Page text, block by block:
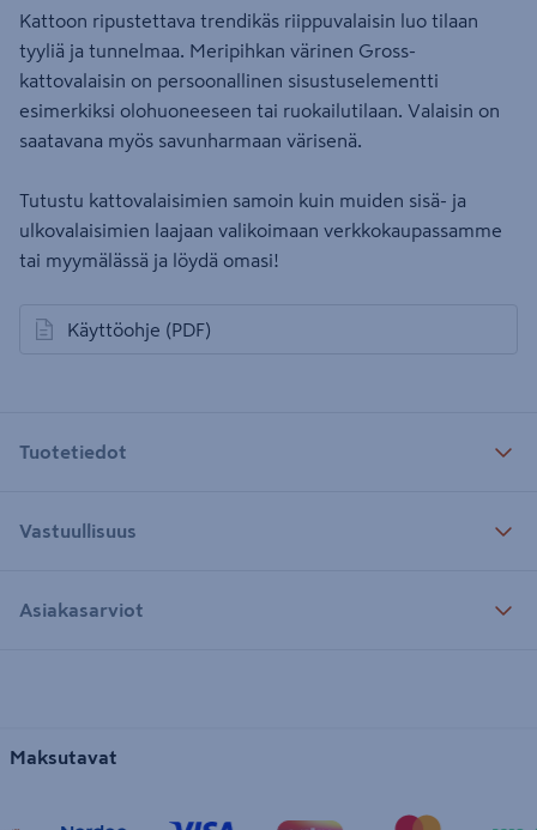
Kattoon ripustettava trendikäs riippuvalaisin luo tilaan
tyyliä ja tunnelmaa. Meripihkan värinen Gross-
kattovalaisin on persoonallinen sisustuselementti
esimerkiksi olohuoneeseen tai ruokailutilaan. Valaisin on
saatavana myös savunharmaan värisenä.
Tutustu kattovalaisimien samoin kuin muiden sisä- ja
ulkovalaisimien laajaan valikoimaan verkkokaupassamme
tai myymälässä ja löydä omasi!
Käyttöohje (PDF)
avautuu uuteen välilehteen
Tuotetiedot
Vastuullisuus
Asiakasarviot
Maksutavat